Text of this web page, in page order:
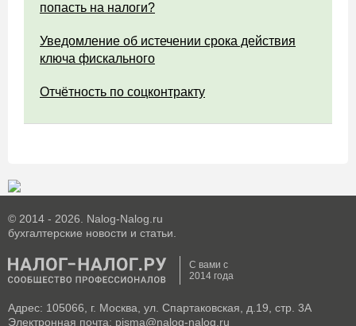
попасть на налоги?
Уведомление об истечении срока действия
ключа фискального
Отчётность по соцконтракту
© 2014 - 2026. Nalog-Nalog.ru
бухгалтерские новости и статьи.
С вами с
2014 года
Адрес: 105066, г. Москва, ул. Спартаковская, д.19, стр. 3А
Электронная почта: pisma@nalog-nalog.ru